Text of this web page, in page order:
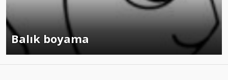
Balık boyama